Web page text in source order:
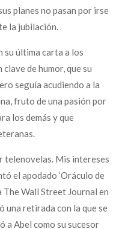
planes no pasan por irse
la jubilación.
su última carta a los
de humor, que su
seguía acudiendo a la
fruto de una pasión por
los demás y que
telenovelas. Mis intereses
el apodado ‘Oráculo de
The Wall Street Journal en
una retirada con la que se
a Abel como su sucesor